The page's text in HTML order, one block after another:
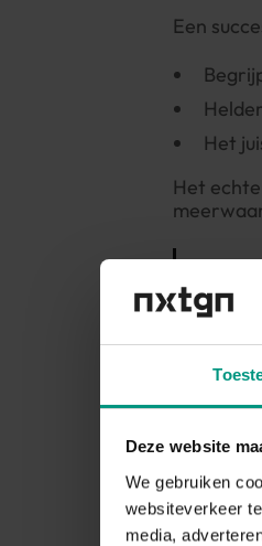
Deze website
We gebruiken
websiteverkeer
media,
Een
Het
Het
NXTGN
AI-
NXTGN